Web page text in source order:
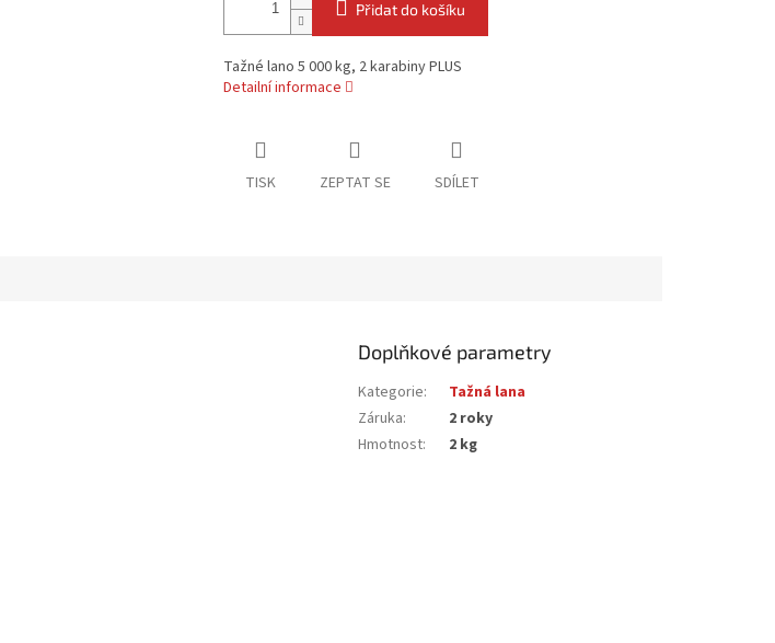
Přidat do košíku
Tažné lano 5 000 kg, 2 karabiny PLUS
Detailní informace
TISK ZEPTAT SE SDÍLET
Doplňkové parametry
Kategorie:
Tažná lana
Záruka:
2 roky
Hmotnost: 2 kg